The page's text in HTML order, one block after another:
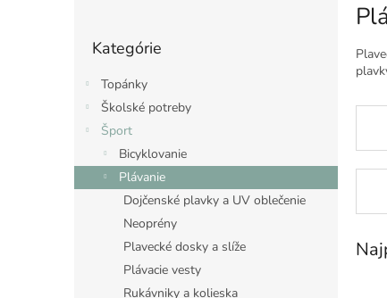
kategórie
Kategórie
Topánky
Školské potreby
Šport
Bicyklovanie
Plávanie
Dojčenské plavky a UV oblečenie
Neoprény
Plavecké dosky a slíže
Plávacie vesty
Rukávniky a kolieska